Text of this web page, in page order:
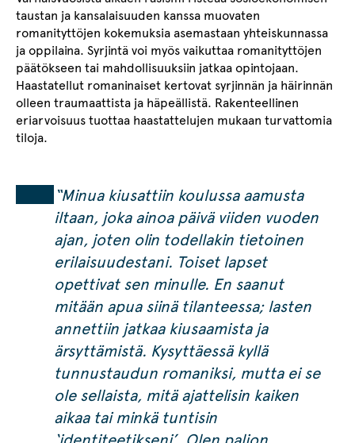
taustan ja kansalaisuuden kanssa muovaten
romanityttöjen kokemuksia asemastaan yhteiskunnassa
ja oppilaina. Syrjintä voi myös vaikuttaa romanityttöjen
päätökseen tai mahdollisuuksiin jatkaa opintojaan.
Haastatellut romaninaiset kertovat syrjinnän ja häirinnän
olleen traumaattista ja häpeällistä. Rakenteellinen
eriarvoisuus tuottaa haastattelujen mukaan turvattomia
tiloja.
“Minua kiusattiin koulussa aamusta
iltaan, joka ainoa päivä viiden vuoden
ajan, joten olin todellakin tietoinen
erilaisuudestani. Toiset lapset
opettivat sen minulle. En saanut
mitään apua siinä tilanteessa; lasten
annettiin jatkaa kiusaamista ja
ärsyttämistä. Kysyttäessä kyllä
tunnustaudun romaniksi, mutta ei se
ole sellaista, mitä ajattelisin kaiken
aikaa tai minkä tuntisin